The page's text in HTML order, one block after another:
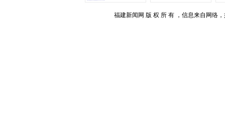
福建新闻网 版 权 所 有 ，信息来自网络